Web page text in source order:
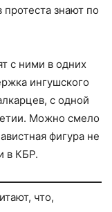
знают по
с ними в одних
ингушского
с одной
Можно смело
фигура не
в КБР.
что,